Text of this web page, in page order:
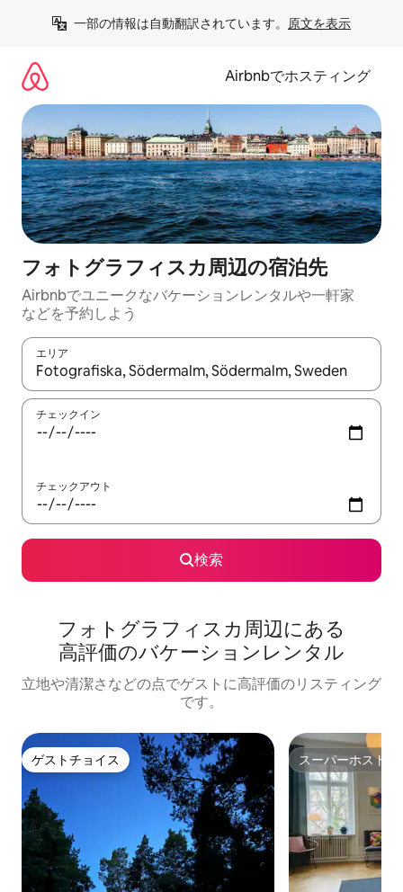
一部の情報は自動翻訳されています。 原文を表示
Airbnbでホスティング
フォトグラフィスカ⁠周⁠辺⁠の宿⁠泊⁠先
Airbnbでユニークなバ⁠ケ⁠ー⁠シ⁠ョ⁠ンレ⁠ン⁠タ⁠ルや一⁠軒⁠家
な⁠ど⁠を予⁠約⁠し⁠よ⁠う
エリア
検索結果が表示されたら、上下の矢印キーを使って移動するか
チェックイン
チェックアウト
検索
フォトグラフィスカ⁠周⁠辺⁠に⁠あ⁠る
高⁠評⁠価⁠のバ⁠ケ⁠ー⁠シ⁠ョ⁠ン⁠レ⁠ン⁠タ⁠ル
立地や清潔さなどの点でゲストに高評価のリスティング
です。
ゲストチョイス
ゲストチョイス スーパーホスト
スーパーホスト